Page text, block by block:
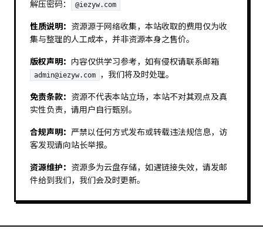
解压密码： @iezyw.com
性质说明： 资源源于网络收集，本站收取的费用仅为收
集与整理的人工成本，并非资源本身之售价。
版权声明： 内容仅供学习参考，如有侵权请联系邮箱
admin@iezyw.com
，我们将及时处理。
免责条款： 资源不代表本站立场，本站不对其观点及真
实性负责，请用户自行甄别。
合规声明： 严禁以任何方式发布或转载违法规信息，访
客发现请向站长举报。
资源维护： 资源多为云盘存储，如遇链接失效，请发邮
件给到我们，我们会及时更新。